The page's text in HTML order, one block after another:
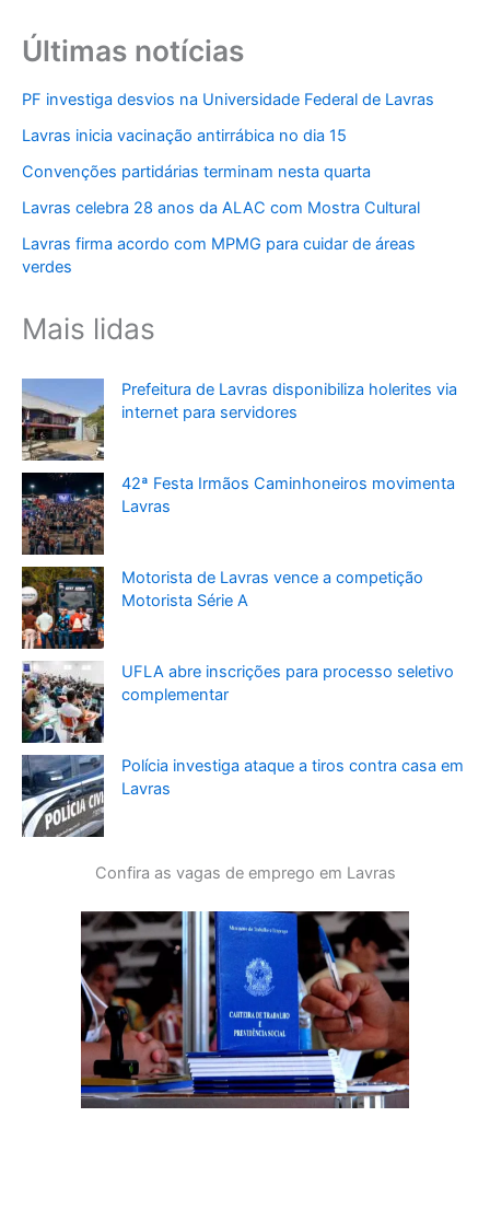
Últimas notícias
PF investiga desvios na Universidade Federal de Lavras
Lavras inicia vacinação antirrábica no dia 15
Convenções partidárias terminam nesta quarta
Lavras celebra 28 anos da ALAC com Mostra Cultural
Lavras firma acordo com MPMG para cuidar de áreas
verdes
Mais lidas
Prefeitura de Lavras disponibiliza holerites via
internet para servidores
42ª Festa Irmãos Caminhoneiros movimenta
Lavras
Motorista de Lavras vence a competição
Motorista Série A
UFLA abre inscrições para processo seletivo
complementar
Polícia investiga ataque a tiros contra casa em
Lavras
Confira as vagas de emprego em Lavras